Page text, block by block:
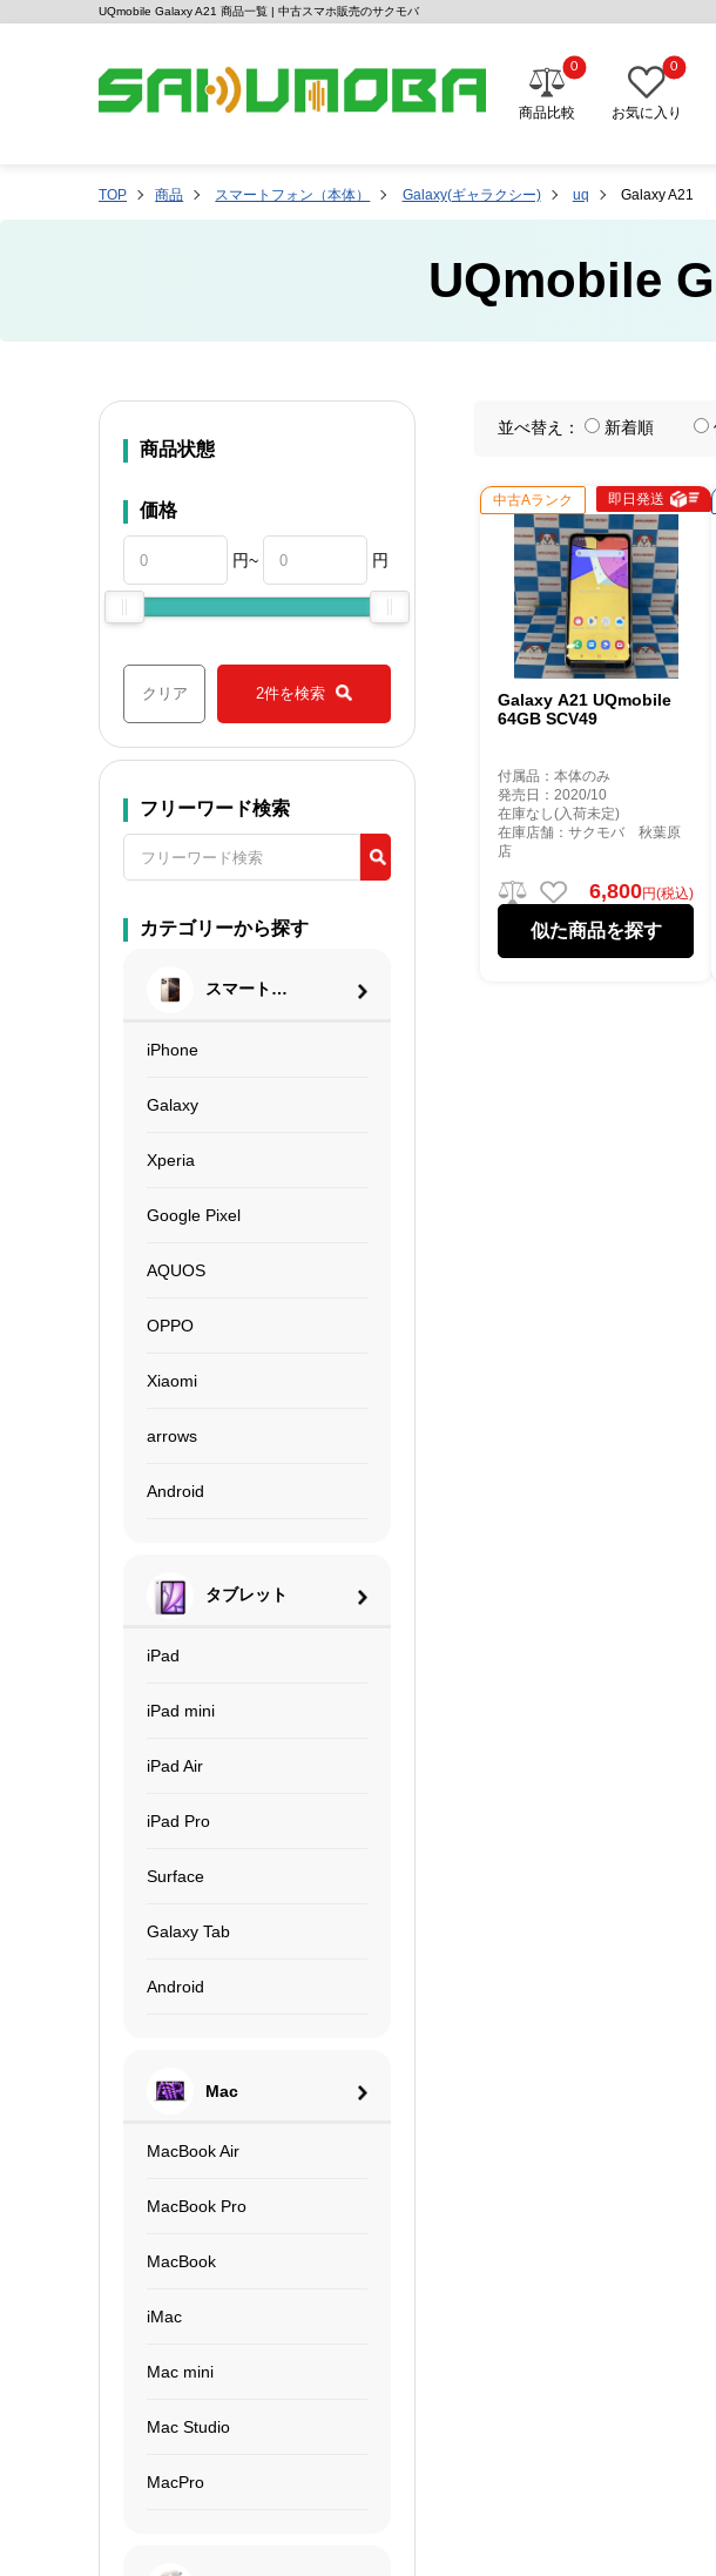
UQmobile Galaxy A21 商品一覧 | 中古スマホ販売のサクモバ
商品比較
0
お気に入り
0
TOP 商品 スマートフォン（本体） Galaxy(ギャラクシー) uq Galaxy A21
UQmobile
商品状態
価格
円~ 円
クリア 2件を検索
フリーワード検索
カテゴリーから探す
スマートフ
iPhone
Galaxy
Xperia
Google Pixel
AQUOS
OPPO
Xiaomi
arrows
Android
タブレット
iPad
iPad mini
iPad Air
iPad Pro
Surface
Galaxy Tab
Android
Mac
MacBook Air
MacBook Pro
MacBook
iMac
Mac mini
Mac Studio
MacPro
並べ替え： 新着順
中古Aランク 即日発送
Galaxy A21 UQmobile
64GB SCV49
付属品：本体のみ
発売日：2020/10
在庫なし(入荷未定)
在庫店舗：サクモバ 秋葉原
店
6,800円(税込)
似た商品を探す